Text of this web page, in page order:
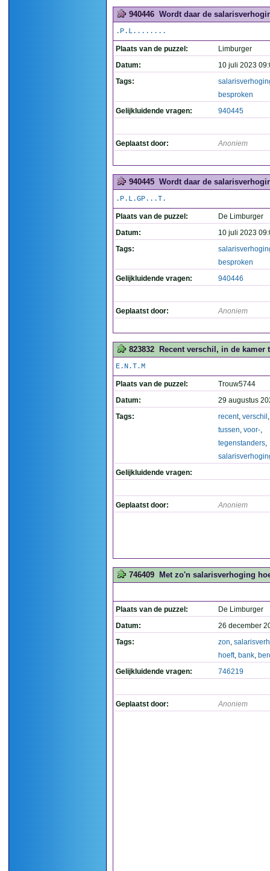
940446 Wordt daar de
.P.L........
Plaats van de puzzel:
Limburger
Datum:
10 juli 2023
Tags:
besproken
Gelijkluidende vragen:
940445
Geplaatst door: Anoniem
940445 Wordt daar de
.P.L.GP...T.
Plaats van de puzzel:
De Limburger
Datum:
10 juli 2023
Tags:
besproken
Gelijkluidende vragen:
940446
Geplaatst door: Anoniem
823832 Recent verschil, in de kamer
E.N.T.M
Plaats van de puzzel:
Trouw5744
Datum:
29 augustus
Tags:
recent, verschil
tussen, voor-,
tegenstanders,
Gelijkluidende vragen:
Geplaatst door: Anoniem
746409 Met zo'n salarisverhoging
Plaats van de puzzel:
De Limburger
Datum:
26 december
Tags:
zon,
hoeft, bank,
Gelijkluidende vragen:
746219
Geplaatst door: Anoniem